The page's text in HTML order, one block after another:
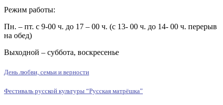
Режим работы:
Пн. – пт. с 9-00 ч. до 17 – 00 ч. (с 13- 00 ч. до 14- 00 ч. перерыв
на обед)
Выходной – суббота, воскресенье
День любви, семьи и верности
Фестиваль русской культуры “Русская матрёшка”